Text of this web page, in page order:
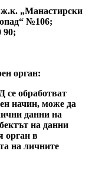
ж.к. „Манастирски
№106;
90;
орган:
обработват
начин, може да
данни на
на данни
орган в
на личните